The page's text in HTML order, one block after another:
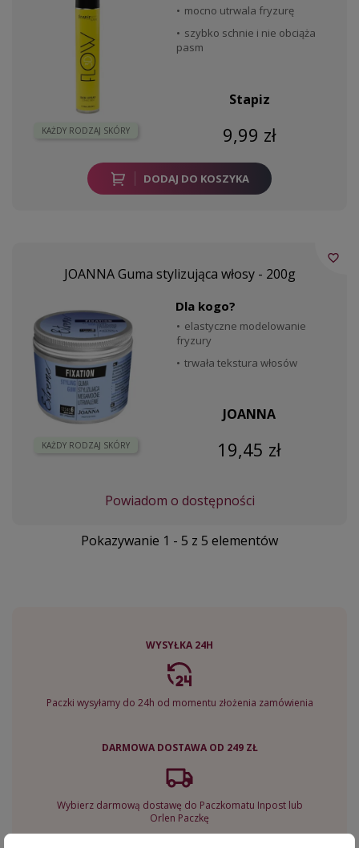
KAŻDY RODZAJ SKÓRY
mocno utrwala fryzurę
szybko schnie i nie obciąża
pasm
Stapiz
9,99 zł
DODAJ DO KOSZYKA
JOANNA Guma stylizująca włosy - 200g
KAŻDY RODZAJ SKÓRY
Dla kogo?
elastyczne modelowanie
fryzury
trwała tekstura włosów
JOANNA
19,45 zł
Powiadom o dostępności
favorite_border
Pokazywanie 1 - 5 z 5 elementów
WYSYŁKA 24H
Paczki wysyłamy do 24h od momentu złożenia zamówienia
DARMOWA DOSTAWA OD 249 ZŁ
Wybierz darmową dostawę do Paczkomatu Inpost lub
Orlen Paczkę